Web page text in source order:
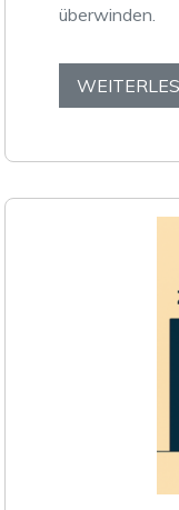
überwinden.